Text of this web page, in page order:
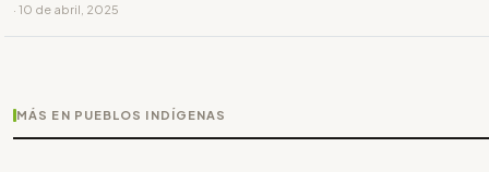
· 10 de abril, 2025
MÁS EN PUEBLOS INDÍGENAS